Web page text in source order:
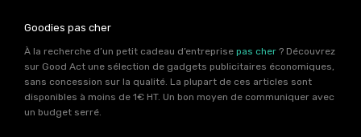
Goodies pas cher
À la recherche d’un petit cadeau d’entreprise pas cher ? Découvrez
sur Good Act une sélection de gadgets publicitaires économiques,
sans concession sur la qualité. La plupart de ces articles sont
disponibles à moins de 1€ HT. Un bon moyen de communiquer avec
un budget serré.